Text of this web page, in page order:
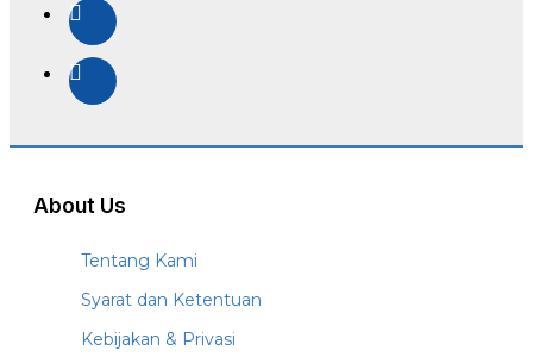
About Us
Tentang Kami
Syarat dan Ketentuan
Kebijakan & Privasi